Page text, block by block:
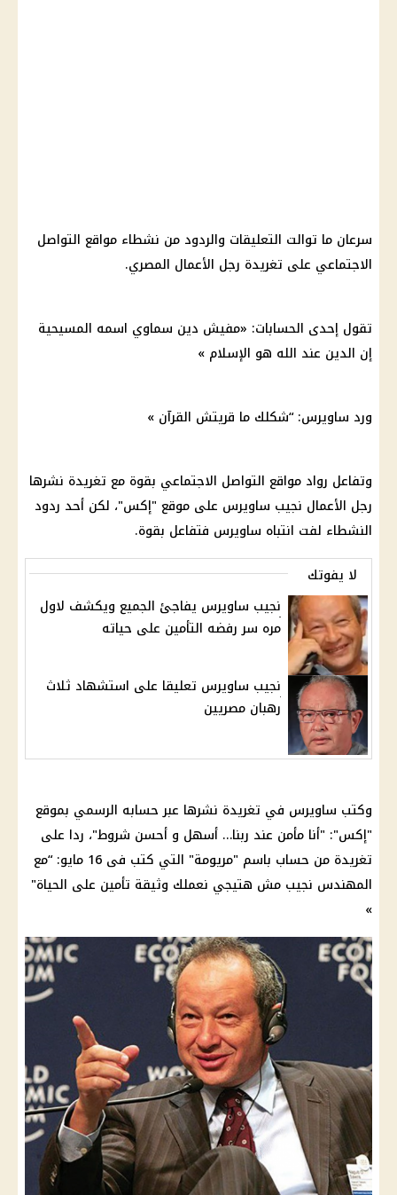
سرعان ما توالت التعليقات والردود من نشطاء مواقع التواصل
الاجتماعي على تغريدة رجل الأعمال المصري.
تقول إحدى الحسابات: «مفيش دين سماوي اسمه المسيحية
إن الدين عند الله هو الإسلام »
ورد ساويرس: “شكلك ما قريتش القرآن »
وتفاعل رواد مواقع التواصل الاجتماعي بقوة مع تغريدة نشرها
رجل الأعمال نجيب ساويرس على موقع "إكس"، لكن أحد ردود
النشطاء لفت انتباه ساويرس فتفاعل بقوة.
لا يفوتك
نجيب ساويرس يفاجئ الجميع ويكشف لاول
مره سر رفضه التأمين على حياته
نجيب ساويرس تعليقا على استشهاد ثلاث
رهبان مصريين
وكتب ساويرس في تغريدة نشرها عبر حسابه الرسمي بموقع
"إكس": "أنا مأمن عند ربنا… أسهل و أحسن شروط"، ردا على
تغريدة من حساب باسم "مريومة" التي كتب فى 16 مايو: “مع
المهندس نجيب مش هتيجي نعملك وثيقة تأمين على الحياة"
»